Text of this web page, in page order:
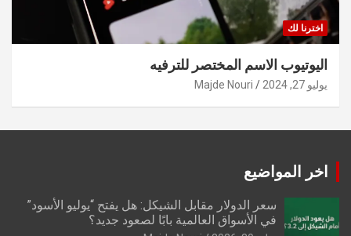
اخترنا لك
اليوتيوب الاسم المختصر للترفيه
يوليو 27, 2024 Majde Nouri
اخر المواضيع
سعر الدولار مقابل الشيكل: هل يفتح “يوليو الأسود”
في الأسواق العالمية بابًا لصعود جديد؟